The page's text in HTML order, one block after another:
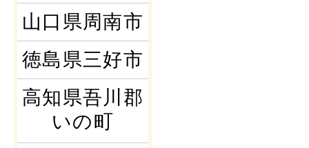
山口県周南市
徳島県三好市
高知県吾川郡
いの町